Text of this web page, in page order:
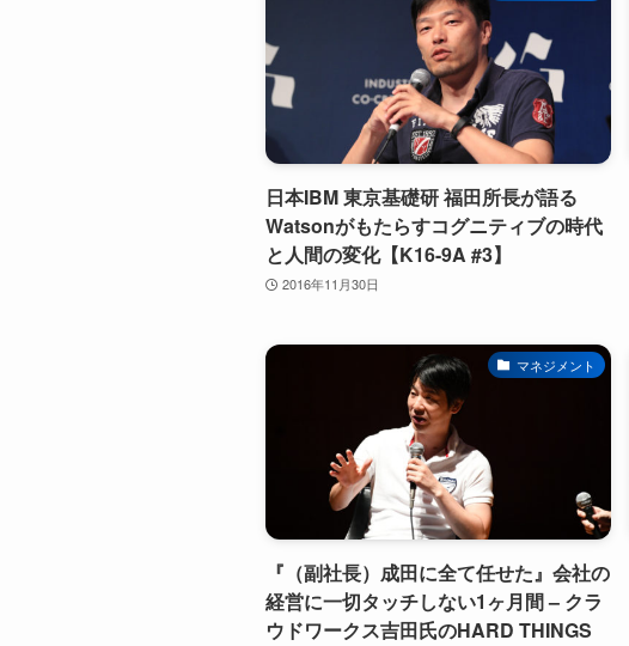
日本IBM 東京基礎研 福田所長が語る
Watsonがもたらすコグニティブの時代
と人間の変化【K16-9A #3】
2016年11月30日
マネジメント
『（副社長）成田に全て任せた』会社の
経営に一切タッチしない1ヶ月間 – クラ
ウドワークス吉田氏のHARD THINGS